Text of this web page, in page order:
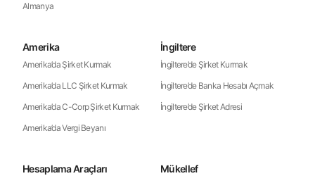
Almanya
Amerika
Amerika’da Şirket Kurmak
Amerika’da LLC Şirket Kurmak
Amerika’da C-Corp Şirket Kurmak
Amerika’da Vergi Beyanı
İngiltere
İngiltere’de Şirket Kurmak
İngiltere’de Banka Hesabı Açmak
İngiltere’de Şirket Adresi
Hesaplama Araçları Mükellef